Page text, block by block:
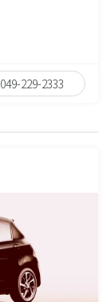
049-229-2333